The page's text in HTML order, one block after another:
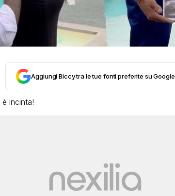
Aggiungi Biccy tra le tue fonti preferite su Google
è incinta!